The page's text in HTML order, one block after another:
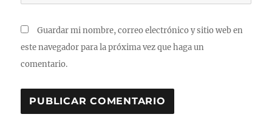
Guardar mi nombre, correo electrónico y sitio web en
este navegador para la próxima vez que haga un
comentario.